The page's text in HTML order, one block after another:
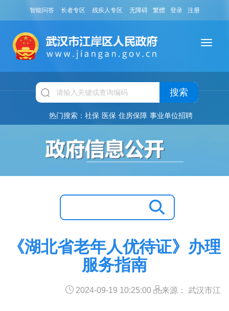
智能问答 长者专区 残疾人专区 无障碍 繁體 登录 注册
搜索
热门搜索： 社保 医保 住房保障 事业单位招聘
《湖北省老年人优待证》办理
服务指南
2024-09-19 10:25:00 来源： 武汉市江